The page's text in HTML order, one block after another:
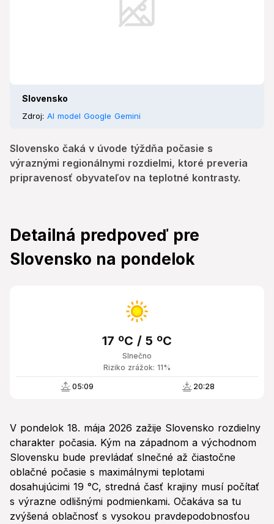
Slovensko
Zdroj: AI model Google Gemini
Slovensko čaká v úvode týždňa počasie s
výraznými regionálnymi rozdielmi, ktoré preveria
pripravenosť obyvateľov na teplotné kontrasty.
Detailná predpoveď pre
Slovensko na pondelok
Slnečno
17 ºC / 5 ºC
Riziko zrážok: 11%
05:09 20:28
V pondelok 18. mája 2026 zažije Slovensko rozdielny
charakter počasia. Kým na západnom a východnom
Slovensku bude prevládať slnečné až čiastočne
oblačné počasie s maximálnymi teplotami
dosahujúcimi 19 °C, stredná časť krajiny musí počítať
s výrazne odlišnými podmienkami. Očakáva sa tu
zvýšená oblačnosť s vysokou pravdepodobnosťou